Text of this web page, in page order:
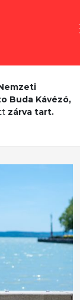
Buda Kávézó,
zárva tart.